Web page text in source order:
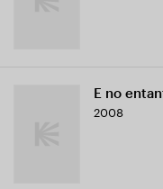
E no
2008